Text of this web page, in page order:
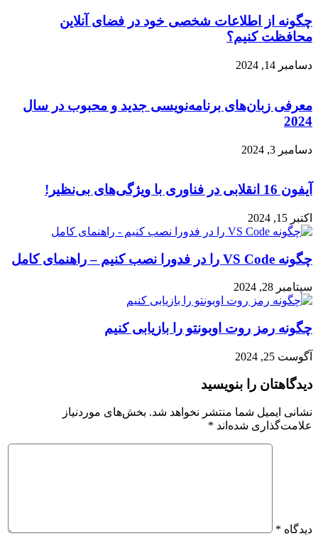
چگونه از اطلاعات شخصی خود در فضای آنلاین
محافظت کنیم؟
دسامبر 14, 2024
معرفی زبان‌های برنامه‌نویسی جدید و محبوب در سال
2024
دسامبر 3, 2024
آیفون 16 انقلابی در فناوری با ویژگی‌های بی‌نظیر!
اکتبر 15, 2024
چگونه VS Code را در فدورا نصب کنیم – راهنمای کامل
سپتامبر 28, 2024
چگونه رمز روت اوبونتو را بازیابی کنیم
آگوست 25, 2024
دیدگاهتان را بنویسید
نشانی ایمیل شما منتشر نخواهد شد. بخش‌های موردنیاز
علامت‌گذاری شده‌اند *
دیدگاه *